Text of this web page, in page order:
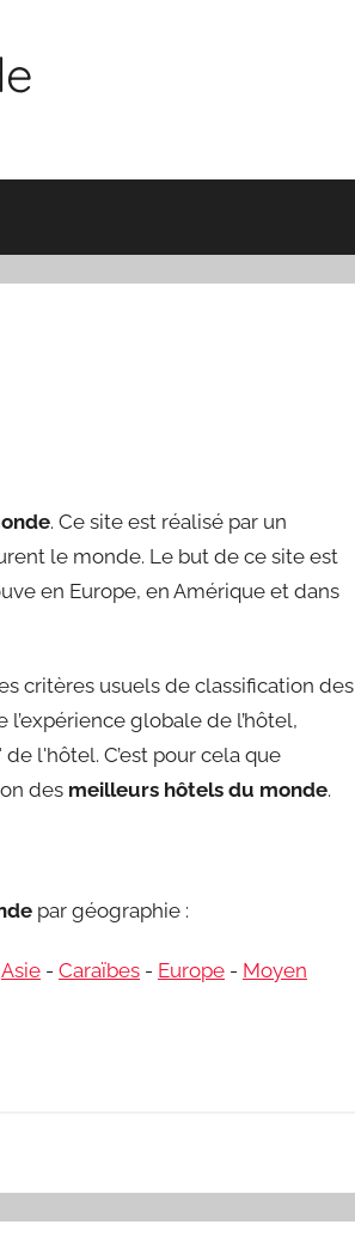
. Ce site est réalisé par un
le monde. Le but de ce site est
en Europe, en Amérique et dans
critères usuels de classification des
globale de l’hôtel,
l'hôtel. C’est pour cela que
des meilleurs hôtels du monde.
par géographie :
Asie - Caraïbes - Europe - Moyen